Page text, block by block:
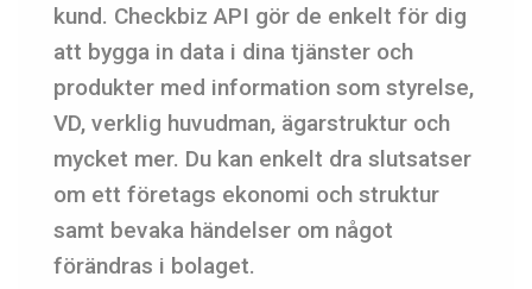
kund. Checkbiz API gör de enkelt för dig
att bygga in data i dina tjänster och
produkter med information som styrelse,
VD, verklig huvudman, ägarstruktur och
mycket mer. Du kan enkelt dra slutsatser
om ett företags ekonomi och struktur
samt bevaka händelser om något
förändras i bolaget.